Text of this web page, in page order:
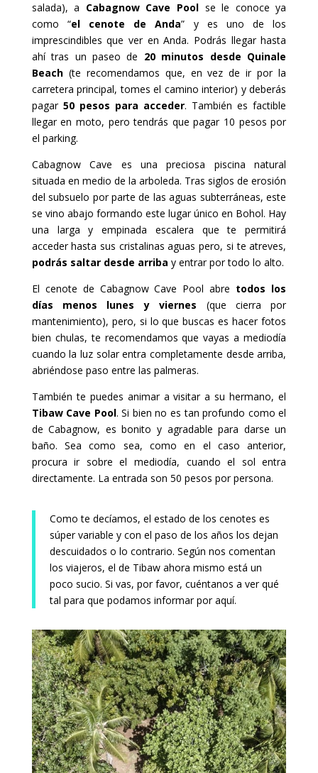
salada), a Cabagnow Cave Pool se le conoce ya
como “el cenote de Anda” y es uno de los
imprescindibles que ver en Anda. Podrás llegar hasta
ahí tras un paseo de 20 minutos desde Quinale
Beach(te recomendamos que, en vez de ir por la
carretera principal, tomes el camino interior) y deberás
pagar 50 pesos para acceder. También es factible
llegar en moto, pero tendrás que pagar 10 pesos por
el parking.
Cabagnow Cave es una preciosa piscina natural
situada en medio de la arboleda. Tras siglos de erosión
del subsuelo por parte de las aguas subterráneas, este
se vino abajo formando este lugar único en Bohol. Hay
una larga y empinada escalera que te permitirá
acceder hasta sus cristalinas aguas pero, si te atreves,
podrás saltar desde arriba y entrar por todo lo alto.
El cenote de Cabagnow Cave Pool abre todos los
días menos lunes y viernes (que cierra por
mantenimiento), pero, si lo que buscas es hacer fotos
bien chulas, te recomendamos que vayas a mediodía
cuando la luz solar entra completamente desde arriba,
abriéndose paso entre las palmeras.
También te puedes animar a visitar a su hermano, el
Tibaw Cave Pool. Si bien no es tan profundo como el
de Cabagnow, es bonito y agradable para darse un
baño. Sea como sea, como en el caso anterior,
procura ir sobre el mediodía, cuando el sol entra
directamente. La entrada son 50 pesos por persona.
Como te decíamos, el estado de los cenotes es
súper variable y con el paso de los años los dejan
descuidados o lo contrario. Según nos comentan
los viajeros, el de Tibaw ahora mismo está un
poco sucio. Si vas, por favor, cuéntanos a ver qué
tal para que podamos informar por aquí.